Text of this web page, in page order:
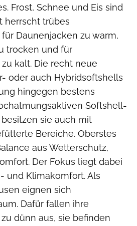
Frost, Schnee und Eis sind
herrscht trübes
Daunenjacken zu warm,
trocken und für
kalt. Die recht neue
oder auch Hybridsoftshells
hingegen bestens
Softshell-
sie auch mit
Bereiche. Oberstes
aus Wetterschutz,
Der Fokus liegt dabei
und Klimakomfort. Als
eignen sich
Dafür fallen ihre
dünn aus, sie befinden